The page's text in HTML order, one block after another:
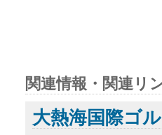
関連情報・関連リ
大熱海国際ゴ